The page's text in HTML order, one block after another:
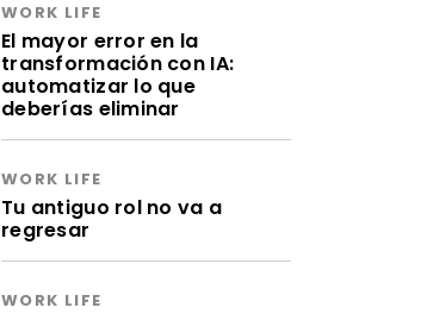
WORK LIFE
El mayor error en la
transformación con IA:
automatizar lo que
deberías eliminar
WORK LIFE
Tu antiguo rol no va a
regresar
WORK LIFE